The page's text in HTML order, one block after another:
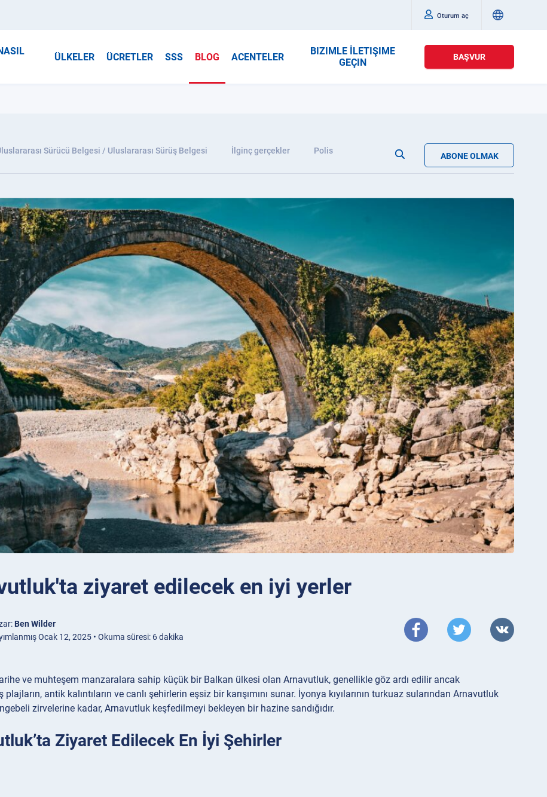
Oturum aç
ÜLKELER ÜCRETLER SSS BLOG ACENTELER
BIZIMLE İLETIŞIME
GEÇIN
BAŞVUR
Sürücü Belgesi / Uluslararası Sürüş Belgesi İlginç gerçekler
Polis
ABONE OLMAK
ziyaret edilecek en iyi yerler
Ben Wilder
Ocak 12, 2025 • Okuma süresi: 6 dakika
ve muhteşem manzaralara sahip küçük bir Balkan ülkesi olan Arnavutluk, genellikle göz ardı edilir ancak
plajların, antik kalıntıların ve canlı şehirlerin eşsiz bir karışımını sunar. İyonya kıyılarının turkuaz sularından Arnavutluk
zirvelerine kadar, Arnavutluk keşfedilmeyi bekleyen bir hazine sandığıdır.
Ziyaret Edilecek En İyi Şehirler